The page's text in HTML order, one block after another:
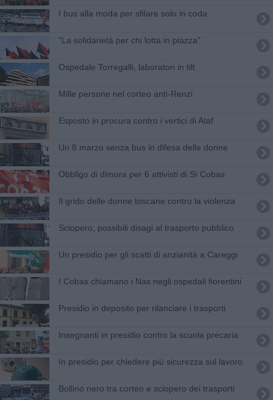
I bus alla moda per sfilare solo in coda
"La solidarietà per chi lotta in piazza"
Ospedale Torregalli, laboratori in tilt
Mille persone nel corteo anti-Renzi
Esposto in procura contro i vertici di Ataf
Un 8 marzo senza bus in difesa delle donne
Obbligo di dimora per 6 attivisti di Sì Cobas
Il grido delle donne toscane contro la violenza
Sciopero, possibili disagi al trasporto pubblico
Un presidio per gli scatti di anzianità a Careggi
I Cobas chiamano i Nas negli ospedali fiorentini
Presidio in deposito per rilanciare i trasporti
Insegnanti in presidio contro la scuola precaria
In presidio per chiedere più sicurezza sul lavoro
Bollino nero tra corteo e sciopero dei trasporti